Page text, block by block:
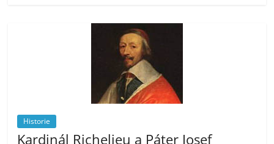
Historie
Kardinál Richelieu a Páter Josef